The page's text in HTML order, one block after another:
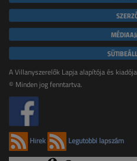
A Villanyszerelők Lapja alapítója és
© Minden jog fenntartva.
Hírek Legutóbbi lapszám